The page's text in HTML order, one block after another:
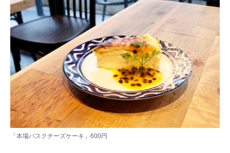
「本場バスクチーズケーキ」600円